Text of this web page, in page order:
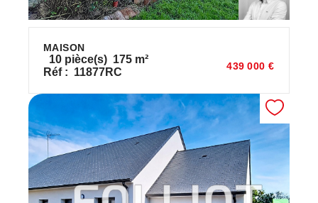
MAISON
10 pièce(s) 175 m²
Réf : 11877RC 439 000 €